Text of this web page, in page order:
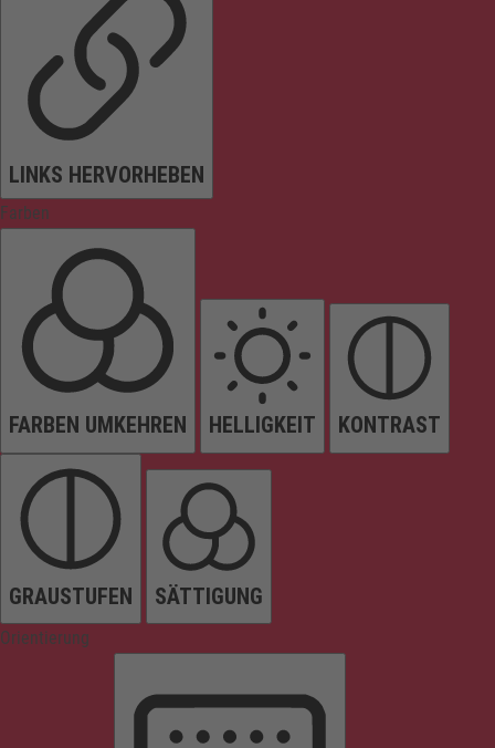
LINKS HERVORHEBEN
Farben
FARBEN UMKEHREN HELLIGKEIT KONTRAST
GRAUSTUFEN SÄTTIGUNG
Orientierung